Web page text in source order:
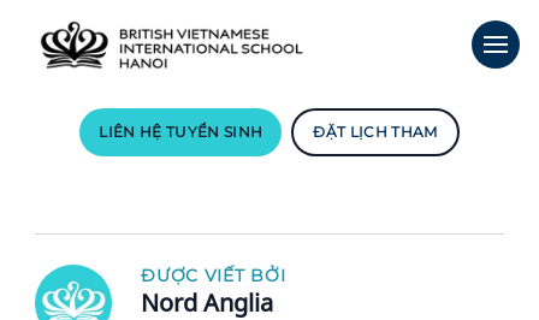
LIÊN HỆ TUYỂN SINH ĐẶT LỊCH THAM
ĐƯỢC VIẾT BỞI
Nord Anglia